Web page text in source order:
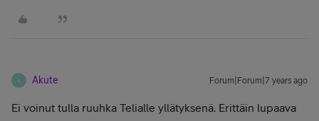
A Akute Forum|Forum|7 years ago
Ei voinut tulla ruuhka Telialle yllätyksenä. Erittäin lupaava